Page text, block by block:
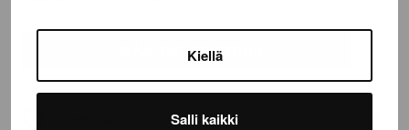
Kiellä
Salli kaikki
LISÄÄ OSTOSKORIIN